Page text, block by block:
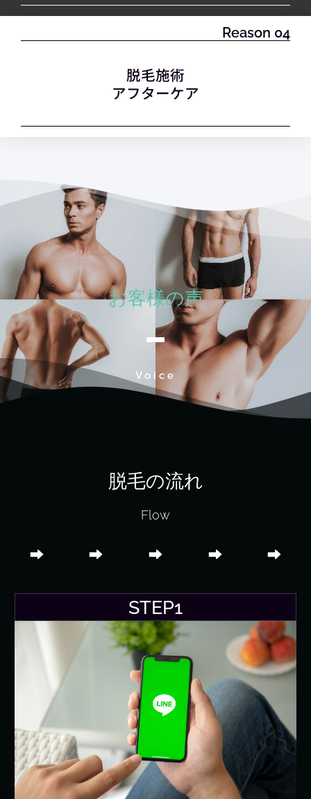
Reason 04
脱毛施術
アフターケア
お客様の声
Voice
脱毛の流れ
Flow
STEP1